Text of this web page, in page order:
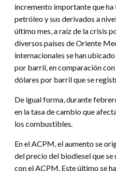
incremento importante que
petróleo y sus derivados a
último mes, a raíz de la crisis
diversos países de Oriente
internacionales se han
por barril, en comparación
dólares por barril que se
De igual forma, durante
en la tasa de cambio que
los combustibles.
En el ACPM, el aumento se
del precio del biodiesel que se
con el ACPM. Este último se